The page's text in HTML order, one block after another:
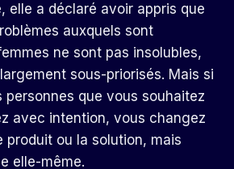
elle a déclaré avoir appris que
auxquels sont
ne sont pas insolubles,
sous-priorisés. Mais si
que vous souhaitez
avec intention, vous changez
produit ou la solution, mais
elle-même.